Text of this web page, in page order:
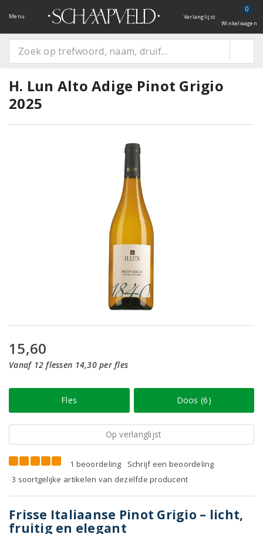
Menu Verlanglijst
0
Winkelwagen
H. Lun Alto Adige Pinot Grigio
2025
15,60
Vanaf 12 flessen 14,30 per fles
Fles Doos (6)
Op verlanglijst
1 beoordeling
Schrijf een beoordeling
3 soortgelijke artikelen van dezelfde producent
Frisse Italiaanse Pinot Grigio – licht,
fruitig en elegant